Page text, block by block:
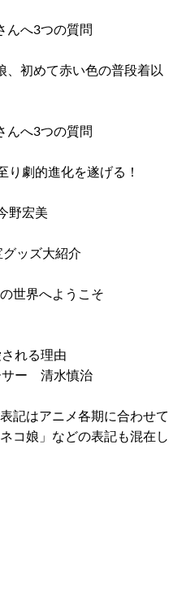
へ3つの質問
、初めて赤い色の普段着以
へ3つの質問
り劇的進化を遂げる！
野宏美
ッズ大紹介
世界へようこそ
れる理由
サー 清水慎治
記はアニメ各期に合わせて
コ娘」などの表記も混在し